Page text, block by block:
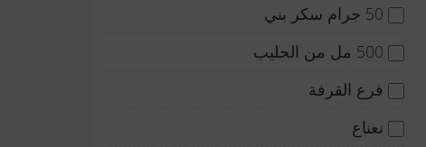
50 جرام سكر بني
500 مل من الحليب
فرع القرفة
نعناع